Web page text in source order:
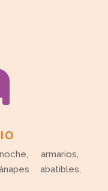
armarios,
abatibles,